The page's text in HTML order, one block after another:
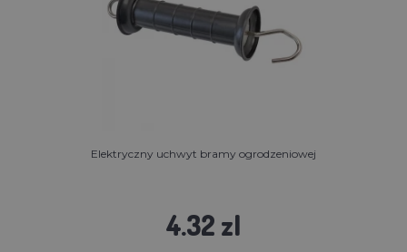
Elektryczny uchwyt bramy ogrodzeniowej
4.32 zl